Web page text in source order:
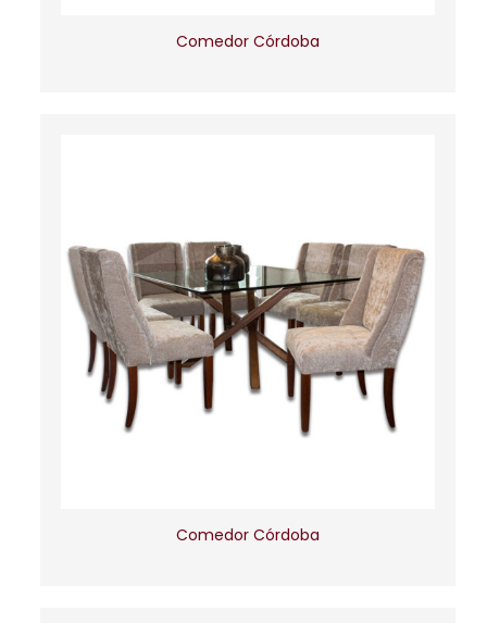
Comedor Córdoba
Comedor Córdoba